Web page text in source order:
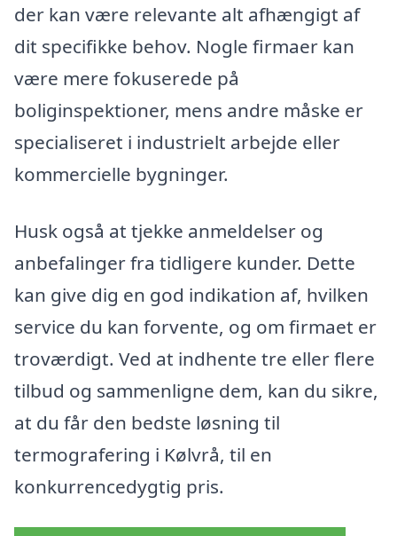
der kan være relevante alt afhængigt af
dit specifikke behov. Nogle firmaer kan
være mere fokuserede på
boliginspektioner, mens andre måske er
specialiseret i industrielt arbejde eller
kommercielle bygninger.
Husk også at tjekke anmeldelser og
anbefalinger fra tidligere kunder. Dette
kan give dig en god indikation af, hvilken
service du kan forvente, og om firmaet er
troværdigt. Ved at indhente tre eller flere
tilbud og sammenligne dem, kan du sikre,
at du får den bedste løsning til
termografering i Kølvrå, til en
konkurrencedygtig pris.